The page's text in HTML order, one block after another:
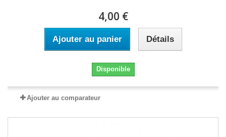
4,00 €
Ajouter au panier Détails
Disponible
Ajouter au comparateur